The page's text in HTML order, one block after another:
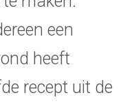
een
heeft
recept uit de